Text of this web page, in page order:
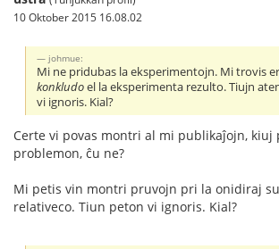
10 Oktober 2015 16.08.02
johmue:
Mi ne pridubas la eksperimentojn. Mi trovis
konkludoel la eksperimenta rezulto. Tiujn
vi ignoris. Kial?
Certe vi povas montri al mi publikaĵojn,
problemon, ĉu ne?
Mi petis vin montri pruvojn pri la onidiraj
relativeco. Tiun peton vi ignoris. Kial?